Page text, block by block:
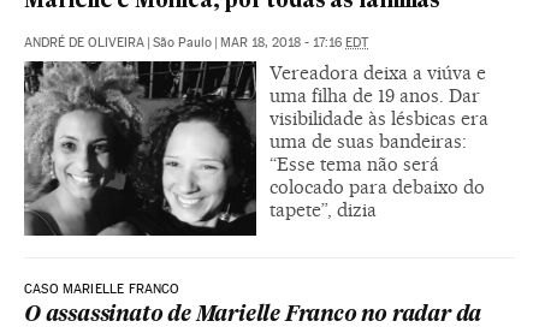
ANDRÉ DE OLIVEIRA | São Paulo | MAR 18, 2018 - 17:16 EDT
Vereadora deixa a viúva e
uma filha de 19 anos. Dar
visibilidade às lésbicas era
uma de suas bandeiras:
“Esse tema não será
colocado para debaixo do
tapete”, dizia
CASO MARIELLE FRANCO
O assassinato de Marielle Franco no radar da